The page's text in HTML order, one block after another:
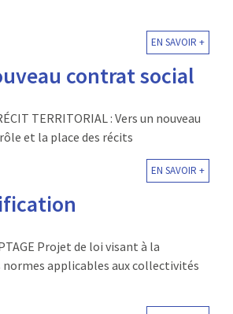
EN SAVOIR +
contrat social
TERRITORIAL : Vers un nouveau
et la place des récits
EN SAVOIR +
Projet de loi visant à la
applicables aux collectivités